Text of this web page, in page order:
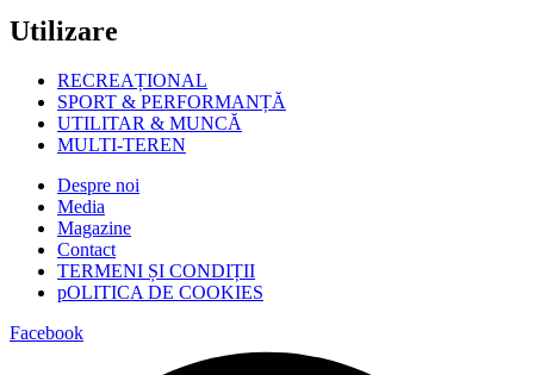
Utilizare
RECREAȚIONAL
SPORT & PERFORMANȚĂ
UTILITAR & MUNCĂ
MULTI-TEREN
Despre noi
Media
Magazine
Contact
TERMENI ȘI CONDIȚII
pOLITICA DE COOKIES
Facebook